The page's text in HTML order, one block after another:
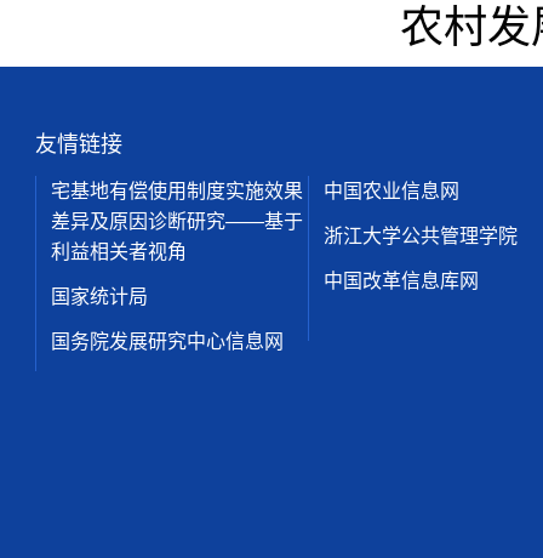
农村发
友情链接
宅基地有偿使用制度实施效果
差异及原因诊断研究——基于
利益相关者视角
国家统计局
国务院发展研究中心信息网
中国农业信息网
浙江大学公共管理学院
中国改革信息库网